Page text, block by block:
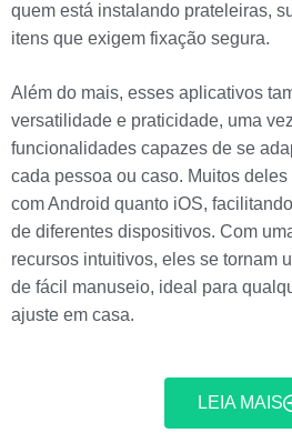
quem está instalando prateleiras,
itens que exigem fixação segura.
Além do mais, esses aplicativos
versatilidade e praticidade, uma
funcionalidades capazes de se
cada pessoa ou caso. Muitos
com Android quanto iOS,
de diferentes dispositivos. Com
recursos intuitivos, eles se tornam
de fácil manuseio, ideal para
ajuste em casa.
LEIA MAIS